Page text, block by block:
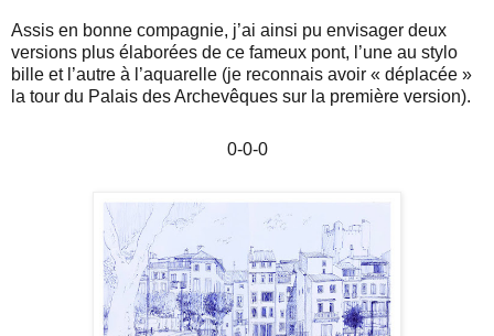
Assis en bonne compagnie, j’ai ainsi pu envisager deux
versions plus élaborées de ce fameux pont, l’une au stylo
bille et l’autre à l’aquarelle (je reconnais avoir « déplacée »
la tour du Palais des Archevêques sur la première version).
0-0-0